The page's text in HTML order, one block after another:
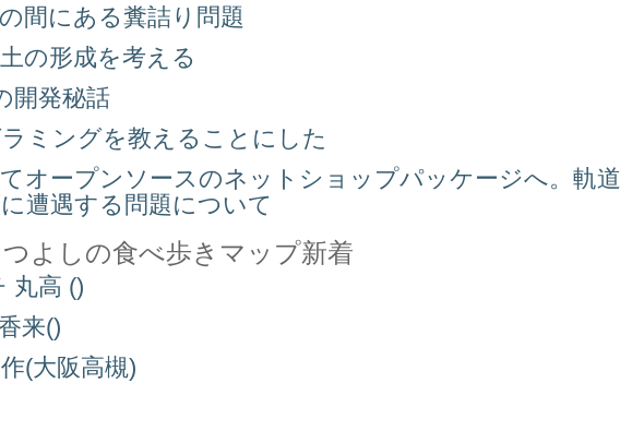
間にある糞詰り問題
の形成を考える
開発秘話
ミングを教えることにした
オープンソースのネットショップパッケージへ。軌道
遭遇する問題について
よしの食べ歩きマップ新着
丸高 ()
来()
(大阪高槻)